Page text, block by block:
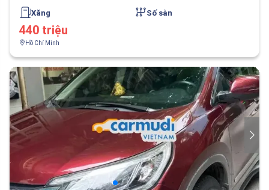
Xăng Số sàn
440 triệu
Hồ Chí Minh